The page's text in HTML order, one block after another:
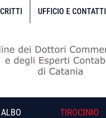
UFFICIO E CONTATTI
ALBO TIROCINIO